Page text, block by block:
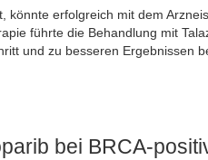
erfolgreich mit dem
führte die Behandlung mit
und zu besseren Ergebnissen
bei BRCA-